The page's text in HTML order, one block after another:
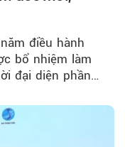
điều hành
bổ nhiệm làm
đại diện phần